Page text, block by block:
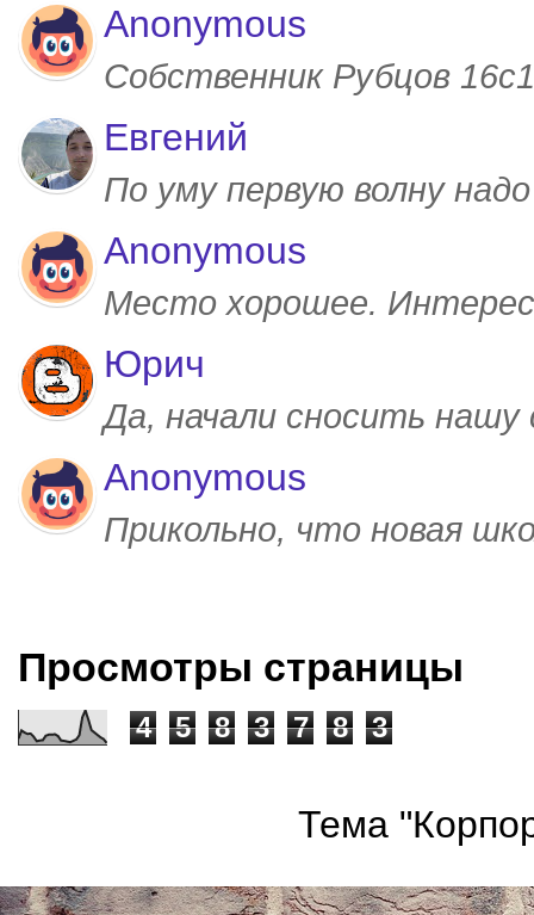
Anonymous
Собственник Рубцов
Евгений
По уму первую волну
Anonymous
Место хорошее.
Юрич
Да, начали сносить
Anonymous
Прикольно, что новая
Просмотры страницы
4 5 8 3 7 8 3
Тема